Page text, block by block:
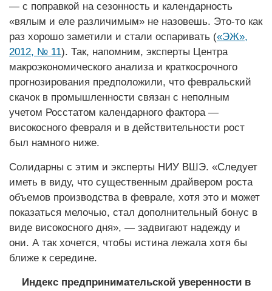
— с поправкой на сезонность и календарность
«вялым и еле различимым» не назовешь. Это-то как
раз хорошо заметили и стали оспаривать («ЭЖ»,
2012, № 11). Так, напомним, эксперты Центра
макроэкономического анализа и краткосрочного
прогнозирования предположили, что февральский
скачок в промышленности связан с неполным
учетом Росстатом календарного фактора —
високосного февраля и в действительности рост
был намного ниже.
Солидарны с этим и эксперты НИУ ВШЭ. «Следует
иметь в виду, что существенным драйвером роста
объемов производства в феврале, хотя это и может
показаться мелочью, стал дополнительный бонус в
виде високосного дня», — задвигают надежду и
они. А так хочется, чтобы истина лежала хотя бы
ближе к середине.
Индекс предпринимательской уверенности в